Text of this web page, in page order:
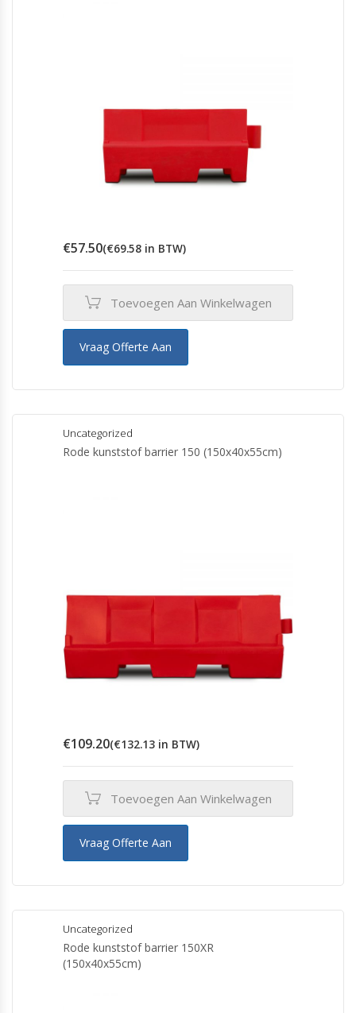
€57.50(€69.58 in BTW)
Toevoegen Aan Winkelwagen
Vraag Offerte Aan
Uncategorized
Rode kunststof barrier 150 (150x40x55cm)
€109.20(€132.13 in BTW)
Toevoegen Aan Winkelwagen
Vraag Offerte Aan
Uncategorized
Rode kunststof barrier 150XR
(150x40x55cm)